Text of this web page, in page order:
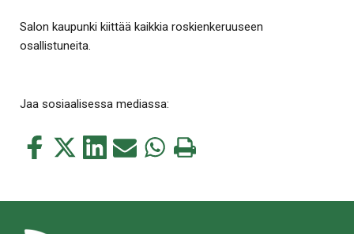
Salon kaupunki kiittää kaikkia roskienkeruuseen
osallistuneita.
Jaa sosiaalisessa mediassa:
Jaa
Jaa
Jaa Jaa Jaa Tulosta